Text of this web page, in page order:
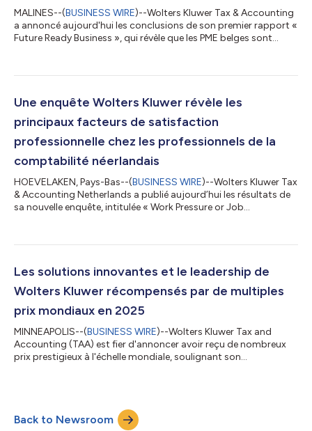
MALINES--(BUSINESS WIRE)--Wolters Kluwer Tax & Accounting
a annoncé aujourd'hui les conclusions de son premier rapport «
Future Ready Business », qui révèle que les PME belges sont
facturation électronique et de la maturité numérique globale.
soit le taux de déploiement complet du cloud le plus élevé
Une enquête Wolters Kluwer révèle les
principaux facteurs de satisfaction
professionnelle chez les professionnels de la
comptabilité néerlandais
HOEVELAKEN, Pays-Bas--(BUSINESS WIRE)--Wolters Kluwer Tax
& Accounting Netherlands a publié aujourd’hui les résultats de
sa nouvelle enquête, intitulée « Work Pressure or Job
comptabilité aux Pays-Bas. Réalisée en mai 2025, cette enquête
fonctions variées et travaillant dans des cabinets de tailles
Les solutions innovantes et le leadership de
Wolters Kluwer récompensés par de multiples
prix mondiaux en 2025
MINNEAPOLIS--(BUSINESS WIRE)--Wolters Kluwer Tax and
Accounting (TAA) est fier d'annoncer avoir reçu de nombreux
prix prestigieux à l'échelle mondiale, soulignant son
de pointe qui permettent aux professionnels de la fiscalité et de
la comptabilité de s'orienter avec confiance et efficacité face
Back to Newsroom